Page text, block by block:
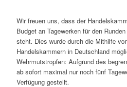
Wir freuen uns, dass der
Budget an Tagewerken für den
steht. Dies wurde durch die Mithilfe
Handelskammern in Deutschland
Wehrmutstropfen: Aufgrund des
ab sofort maximal nur noch fünf
Verfügung gestellt.